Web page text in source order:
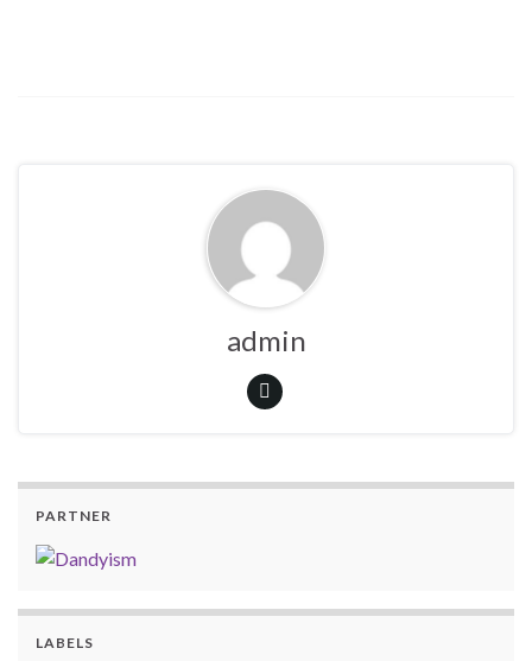
admin
PARTNER
LABELS